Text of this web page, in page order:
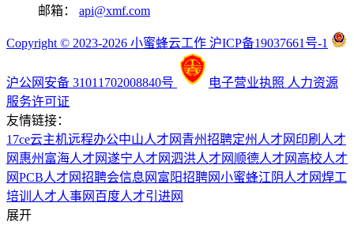
邮箱： api@xmf.com
Copyright © 2023-2026 小蜜蜂云工作 沪ICP备19037661号-1
沪公网安备 31011702008840号 电子营业执照 人力资源
服务许可证
友情链接：
17ce云主机远程办公中山人才网 青州招聘定州人才网 印刷人才
网 惠州富海人才网遂宁人才网泗洪人才网 顺德人才网 高校人才
网PCB人才网招聘会信息网 富阳招聘网小蜜蜂江阴人才网焊工
培训 人才人事网 百度人才引进网
展开